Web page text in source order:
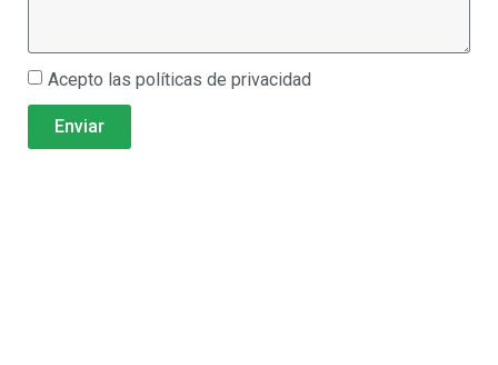
Acepto las políticas de privacidad
Enviar